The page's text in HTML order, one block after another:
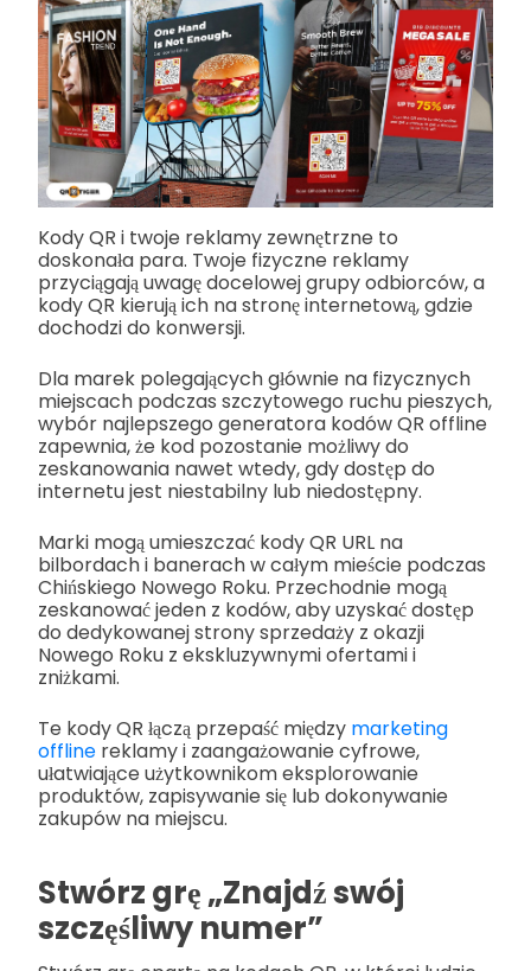
Kody QR i twoje reklamy zewnętrzne to
doskonała para. Twoje fizyczne reklamy
przyciągają uwagę docelowej grupy odbiorców, a
kody QR kierują ich na stronę internetową, gdzie
dochodzi do konwersji.
Dla marek polegających głównie na fizycznych
miejscach podczas szczytowego ruchu pieszych,
wybór najlepszego generatora kodów QR offline
zapewnia, że kod pozostanie możliwy do
zeskanowania nawet wtedy, gdy dostęp do
internetu jest niestabilny lub niedostępny.
Marki mogą umieszczać kody QR URL na
bilbordach i banerach w całym mieście podczas
Chińskiego Nowego Roku. Przechodnie mogą
zeskanować jeden z kodów, aby uzyskać dostęp
do dedykowanej strony sprzedaży z okazji
Nowego Roku z ekskluzywnymi ofertami i
zniżkami.
Te kody QR łączą przepaść między marketing
offline reklamy i zaangażowanie cyfrowe,
ułatwiające użytkownikom eksplorowanie
produktów, zapisywanie się lub dokonywanie
zakupów na miejscu.
Stwórz grę „Znajdź swój
szczęśliwy numer”